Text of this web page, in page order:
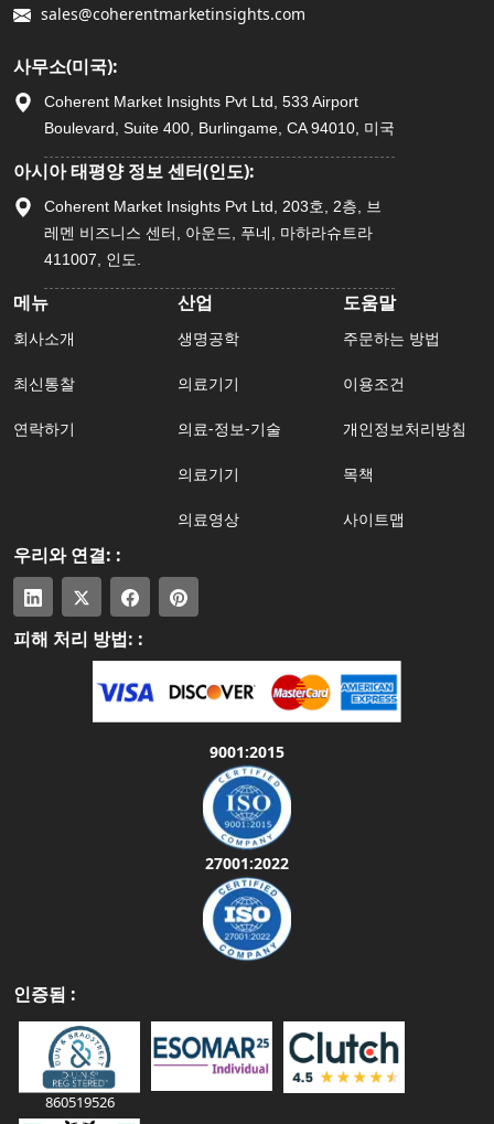
sales@coherentmarketinsights.com
사무소(미국):
Coherent Market Insights Pvt Ltd, 533 Airport
Boulevard, Suite 400, Burlingame, CA 94010, 미국
아시아 태평양 정보 센터(인도):
Coherent Market Insights Pvt Ltd, 203호, 2층, 브
레멘 비즈니스 센터, 아운드, 푸네, 마하라슈트라
411007, 인도.
메뉴
회사소개
최신통찰
연락하기
산업
생명공학
의료기기
의료-정보-기술
의료기기
의료영상
도움말
주문하는 방법
이용조건
개인정보처리방침
목책
사이트맵
우리와 연결: :
피해 처리 방법: :
9001:2015
27001:2022
인증됨 :
860519526